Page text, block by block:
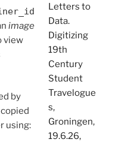
image
view
by
using:
Letters to
Data.
Digitizing
19th
Century
Student
Travelogue
s,
Groningen,
19.6.26,